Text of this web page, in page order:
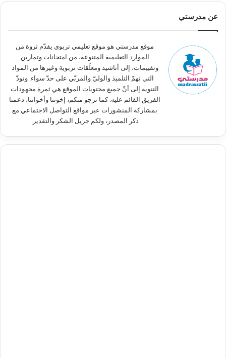
ن
عن مدرستي
موقع مدرستي هو موقع تعليمي تربوي يقدّم ثروة من
الموارد التعليمية المتنوعة، من امتحانات وتمارين
وتقييمات، إلى أناشيد ومعلّقات تربوية وغيرها من المواد
التي تهمّ التلميذ والوليّ والمربّي على حدّ سواء. ونودّ
التنويه إلى أنّ جميع محتويات الموقع هي ثمرة مجهودات
الفريق القائم عليه. كما نرجو منكم، إخوتنا وأخواتنا، دعمنا
بمشاركة المنشورات عبر مواقع التواصل الاجتماعي مع
ذكر المصدر، ولكم جزيل الشكر والتقدير.